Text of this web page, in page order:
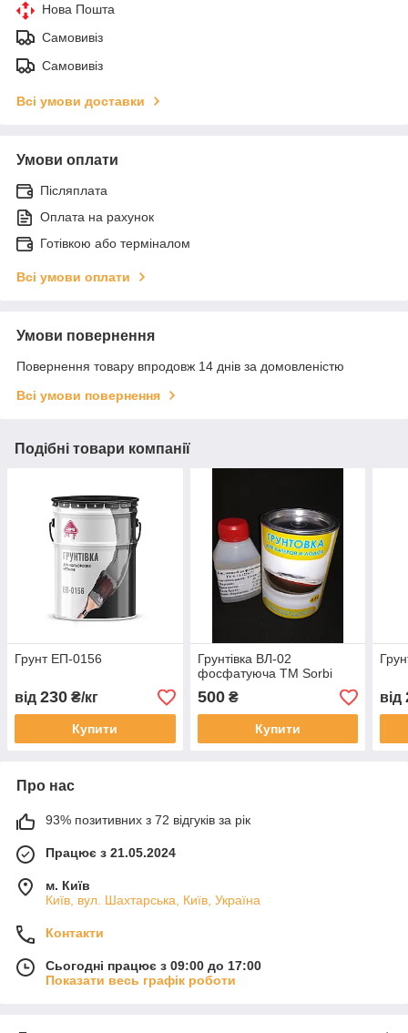
Нова Пошта
Самовивіз
Самовивіз
Всі умови доставки
Умови оплати
Післяплата
Оплата на рахунок
Готівкою або терміналом
Всі умови оплати
Умови повернення
Повернення товару впродовж 14 днів за домовленістю
Всі умови повернення
Подібні товари компанії
Грунт ЕП-0156
від 230 ₴/кг
Купити
Грунтівка ВЛ-02
фосфатуюча TM Sorbi
500₴
Купити
від
Про нас
93% позитивних з 72 відгуків за рік
Працює з 21.05.2024
м. Київ
Київ, вул. Шахтарська, Київ, Україна
Контакти
Сьогодні працює з 09:00 до 17:00
Показати весь графік роботи